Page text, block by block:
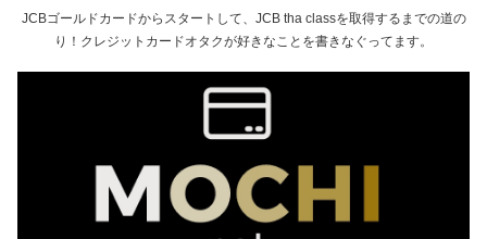
JCBゴールドカードからスタートして、JCB tha classを取得するまでの道の
り！クレジットカードオタクが好きなことを書きなぐってます。